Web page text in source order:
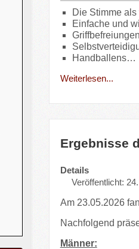
Die Stimme
Einfache und
Handballens…
Weiterlesen...
Ergebnisse
Details
Veröffentlicht:
Am 23.05.2026
Nachfolgend
Männer: